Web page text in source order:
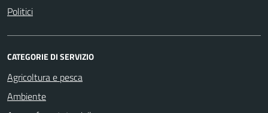
Politici
CATEGORIE DI SERVIZIO
Agricoltura e pesca
Ambiente